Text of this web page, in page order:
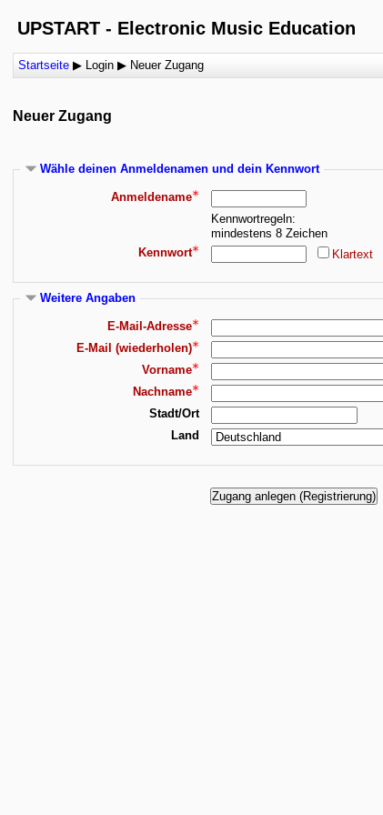
UPSTART - Electronic Music Education
Startseite ▶︎ Login ▶︎ Neuer Zugang
Neuer Zugang
Wähle deinen Anmeldenamen und dein Kennwort
Anmeldename
Kennwortregeln:
mindestens 8 Zeichen
Kennwort
Klartext
Weitere Angaben
E-Mail-Adresse
E-Mail (wiederholen)
Vorname
Nachname
Stadt/Ort
Land